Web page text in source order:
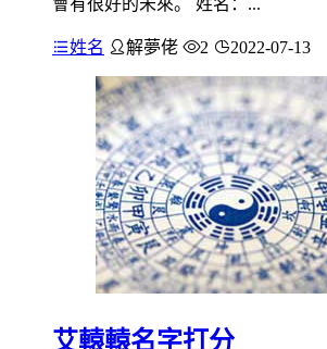
姓名 解夢佬 2 2022-07-13
艾轅轅名字打分